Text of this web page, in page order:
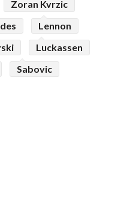
Zoran Kvrzic
Lennon
Luckassen
Sabovic